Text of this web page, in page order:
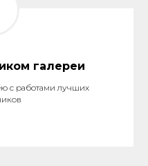
галереи
с работами лучших